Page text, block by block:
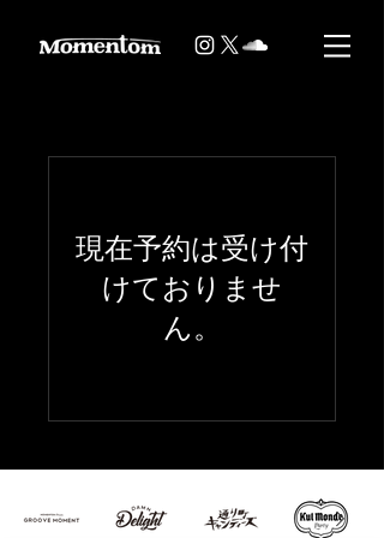
現在予約は受け付
けておりませ
ん。